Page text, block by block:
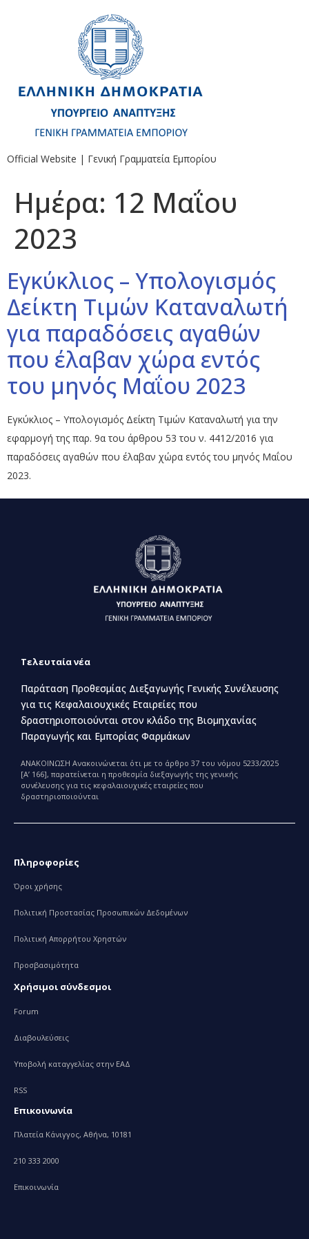
Official Website | Γενική Γραμματεία Εμπορίου
Ημέρα: 12 Μαΐου
2023
Εγκύκλιος – Υπολογισμός
Δείκτη Τιμών Καταναλωτή
για παραδόσεις αγαθών
που έλαβαν χώρα εντός
του μηνός Μαΐου 2023
Εγκύκλιος – Υπολογισμός Δείκτη Τιμών Καταναλωτή για την
εφαρμογή της παρ. 9α του άρθρου 53 του ν. 4412/2016 για
παραδόσεις αγαθών που έλαβαν χώρα εντός του μηνός Μαΐου
2023.
Τελευταία νέα
Παράταση Προθεσμίας Διεξαγωγής Γενικής Συνέλευσης
για τις Κεφαλαιουχικές Εταιρείες που
δραστηριοποιούνται στον κλάδο της Βιομηχανίας
Παραγωγής και Εμπορίας Φαρμάκων
ΑΝΑΚΟΙΝΩΣΗ Ανακοινώνεται ότι με το άρθρο 37 του νόμου 5233/2025
[Α’ 166], παρατείνεται η προθεσμία διεξαγωγής της γενικής
συνέλευσης για τις κεφαλαιουχικές εταιρείες που
δραστηριοποιούνται
Πληροφορίες
Όροι χρήσης
Πολιτική Προστασίας Προσωπικών Δεδομένων
Πολιτική Απορρήτου Χρηστών
Προσβασιμότητα
Χρήσιμοι σύνδεσμοι
Forum
Διαβουλεύσεις
Υποβολή καταγγελίας στην ΕΑΔ
RSS
Επικοινωνία
Πλατεία Κάνιγγος, Αθήνα, 10181
210 333 2000
Επικοινωνία